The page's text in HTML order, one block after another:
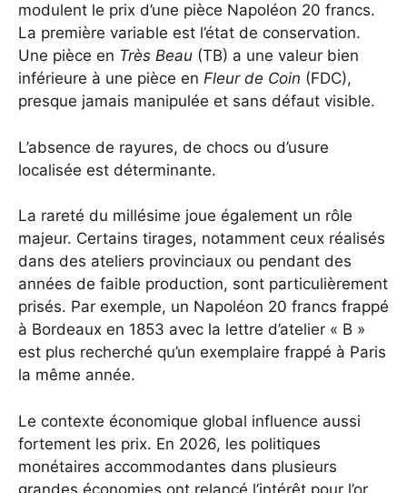
modulent le prix d’une pièce Napoléon 20 francs.
La première variable est l’état de conservation.
Une pièce en Très Beau (TB) a une valeur bien
inférieure à une pièce en Fleur de Coin (FDC),
presque jamais manipulée et sans défaut visible.
L’absence de rayures, de chocs ou d’usure
localisée est déterminante.
La rareté du millésime joue également un rôle
majeur. Certains tirages, notamment ceux réalisés
dans des ateliers provinciaux ou pendant des
années de faible production, sont particulièrement
prisés. Par exemple, un Napoléon 20 francs frappé
à Bordeaux en 1853 avec la lettre d’atelier « B »
est plus recherché qu’un exemplaire frappé à Paris
la même année.
Le contexte économique global influence aussi
fortement les prix. En 2026, les politiques
monétaires accommodantes dans plusieurs
grandes économies ont relancé l’intérêt pour l’or